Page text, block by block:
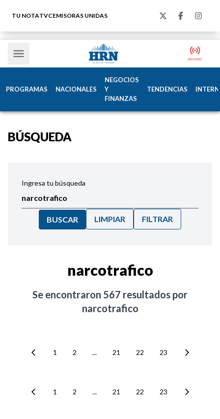
TU NOTATVCEMISORAS UNIDAS
PROGRAMAS NACIONALES
NEGOCIOS
Y
FINANZAS
TENDENCIAS
BÚSQUEDA
Ingresa tu búsqueda
BUSCAR LIMPIAR FILTRAR
narcotrafico
Se encontraron 567 resultados por
narcotrafico
1 2 ... 21 22 23
1 2 ... 21 22 23